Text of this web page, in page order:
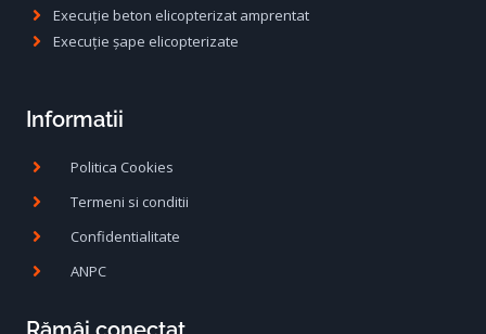
Execuție beton elicopterizat amprentat
Execuție șape elicopterizate
Informatii
Politica Cookies
Termeni si conditii
Confidentialitate
ANPC